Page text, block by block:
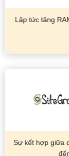
Lập tức tăng
Sự kết hợp giữa